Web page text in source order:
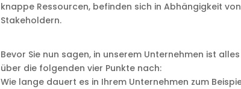
knappe Ressourcen, befinden sich in Abhängigkeit
Stakeholdern.
Bevor Sie nun sagen, in unserem Unternehmen ist
über die folgenden vier Punkte nach:
Wie lange dauert es in Ihrem Unternehmen zum